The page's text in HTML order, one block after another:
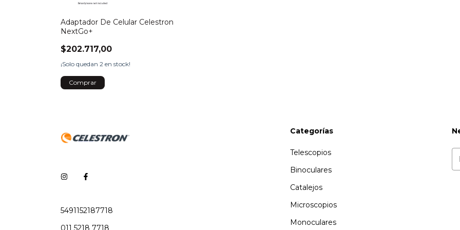
Adaptador De Celular Celestron
NextGo+
$202.717,00
¡Solo quedan 2 en stock!
5491152187718
011 5218 7718
Categorías
Telescopios
Binoculares
Catalejos
Microscopios
Monoculares